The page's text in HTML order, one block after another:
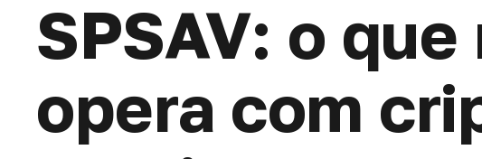
SPSAV: o
opera com